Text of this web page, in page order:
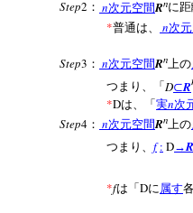
Step2 ： n次元空間R に
*普通は、 n次
Step3 ： n次元空間Rn上の
つまり、「 D⊂R
*Dは、「実n次
Step4 ： n次元空間Rn 上の
つまり、 f : D→R
*fは「 Dに属す
だと